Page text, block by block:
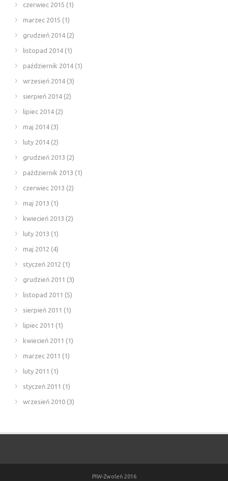
czerwiec 2015 (1)
marzec 2015 (1)
grudzień 2014 (2)
listopad 2014 (1)
październik 2014 (1)
wrzesień 2014 (3)
sierpień 2014 (2)
lipiec 2014 (2)
maj 2014 (3)
luty 2014 (2)
grudzień 2013 (2)
październik 2013 (1)
czerwiec 2013 (2)
maj 2013 (1)
kwiecień 2013 (2)
luty 2013 (1)
maj 2012 (4)
styczeń 2012 (1)
grudzień 2011 (3)
listopad 2011 (5)
sierpień 2011 (1)
lipiec 2011 (1)
kwiecień 2011 (1)
marzec 2011 (1)
luty 2011 (1)
styczeń 2011 (1)
wrzesień 2010 (3)
PIW-Zwoleń 2016